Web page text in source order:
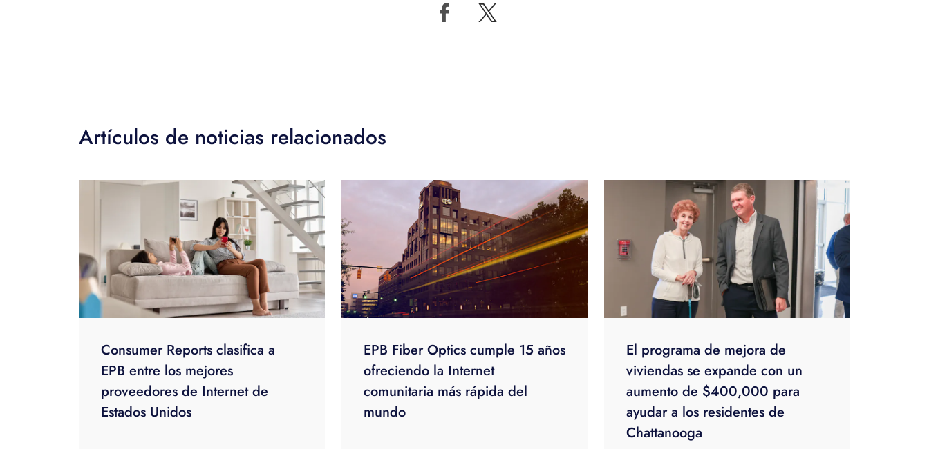
Artículos de noticias relacionados
Consumer Reports clasifica a
EPB entre los mejores
proveedores de Internet de
Estados Unidos
EPB Fiber Optics cumple 15 años
ofreciendo la Internet
comunitaria más rápida del
mundo
El programa de mejora de
viviendas se expande con un
aumento de $400,000 para
ayudar a los residentes de
Chattanooga